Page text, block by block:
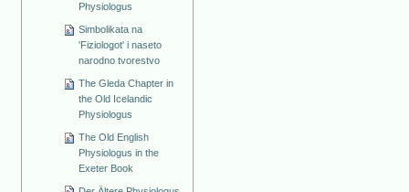
Physiologus
Simbolikata na
'Fiziologot' i naseto
narodno tvorestvo
The Gleda Chapter in
the Old Icelandic
Physiologus
The Old English
Physiologus in the
Exeter Book